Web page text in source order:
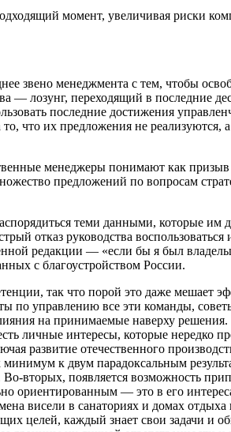
момент, увеличивая риски
звено менеджмента с тем, чтобы
— лозунг, переходящий в последние
последние достижения
что их предложения не реализуются,
менеджеры понимают как призыв
предложений по вопросам
теми данными, которые им
отказ руководства
редакции — «если бы я был
с благоустройством России.
так что порой это даже мешает
по управлению все эти команды,
на принимаемые наверху
личные интересы, которые нередко
развитие отечественного
к двум парадоксальным
вторых, появляется возможность
ориентированным — это в его
висели в санаториях и домах
целей, каждый знает свои задачи и